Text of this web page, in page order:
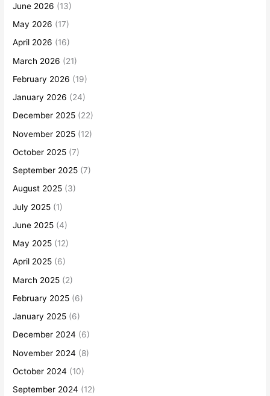
June 2026 (13)
May 2026 (17)
April 2026 (16)
March 2026 (21)
February 2026 (19)
January 2026 (24)
December 2025 (22)
November 2025 (12)
October 2025 (7)
September 2025 (7)
August 2025 (3)
July 2025 (1)
June 2025 (4)
May 2025 (12)
April 2025 (6)
March 2025 (2)
February 2025 (6)
January 2025 (6)
December 2024 (6)
November 2024 (8)
October 2024 (10)
September 2024 (12)